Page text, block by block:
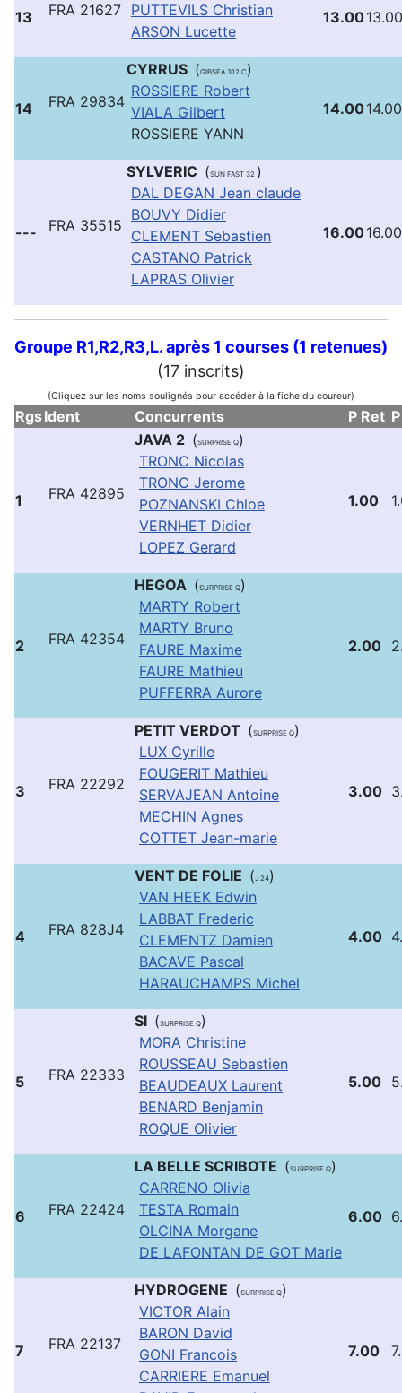
13 FRA 21627 PUTTEVILS Christian
ARSON Lucette
13.0013.00
14 FRA 29834
CYRRUS (GIBSEA 312 C )
ROSSIERE Robert
VIALA Gilbert
ROSSIERE YANN
14.0014.00
--- FRA 35515
SYLVERIC (SUN FAST 32 )
DAL DEGAN Jean claude
BOUVY Didier
CLEMENT Sebastien
CASTANO Patrick
LAPRAS Olivier
16.0016.00
Groupe R1,R2,R3,L. après 1 courses (1 retenues)
(17 inscrits)
(Cliquez sur les noms soulignés pour accéder à la fiche du coureur)
RgsIdent Concurrents P Ret
1 FRA 42895
JAVA 2 (SURPRISE Q)
TRONC Nicolas
TRONC Jerome
POZNANSKI Chloe
VERNHET Didier
LOPEZ Gerard
1.00
2 FRA 42354
HEGOA (SURPRISE Q)
MARTY Robert
MARTY Bruno
FAURE Maxime
FAURE Mathieu
PUFFERRA Aurore
2.00
3 FRA 22292
PETIT VERDOT (SURPRISE Q)
LUX Cyrille
FOUGERIT Mathieu
SERVAJEAN Antoine
MECHIN Agnes
COTTET Jean-marie
3.00
4 FRA 828J4
VENT DE FOLIE (J 24)
VAN HEEK Edwin
LABBAT Frederic
CLEMENTZ Damien
BACAVE Pascal
HARAUCHAMPS Michel
4.00
5 FRA 22333
SI (SURPRISE Q)
MORA Christine
ROUSSEAU Sebastien
BEAUDEAUX Laurent
BENARD Benjamin
ROQUE Olivier
5.00
6 FRA 22424
LA BELLE SCRIBOTE (SURPRISE Q)
CARRENO Olivia
TESTA Romain
OLCINA Morgane
DE LAFONTAN DE GOT Marie
6.00
7 FRA 22137
HYDROGENE (SURPRISE Q)
VICTOR Alain
BARON David
GONI Francois
CARRIERE Emanuel
7.00